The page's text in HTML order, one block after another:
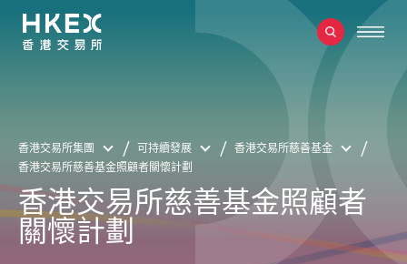
香港交易所集團 可持續發展
香港交易所慈善基金
香港交易所慈善基金照顧者關懷計劃
香港交易所慈善基金照顧者
關懷計劃